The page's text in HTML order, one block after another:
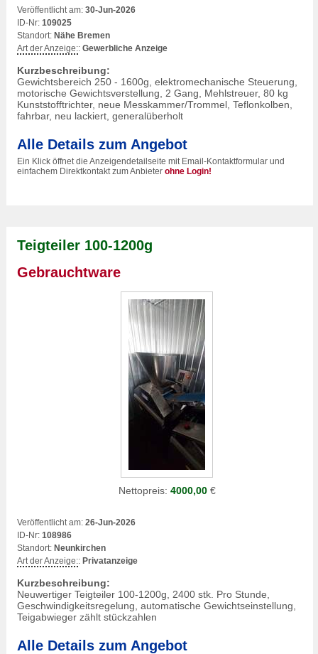
Veröffentlicht am: 30-Jun-2026
ID-Nr: 109025
Standort: Nähe Bremen
Art der Anzeige:: Gewerbliche Anzeige
Kurzbeschreibung:
Gewichtsbereich 250 - 1600g, elektromechanische Steuerung,
motorische Gewichtsverstellung, 2 Gang, Mehlstreuer, 80 kg
Kunststofftrichter, neue Messkammer/Trommel, Teflonkolben,
fahrbar, neu lackiert, generalüberholt
Alle Details zum Angebot
Ein Klick öffnet die Anzeigendetailseite mit Email-Kontaktformular und
einfachem Direktkontakt zum Anbieter ohne Login!
Teigteiler 100-1200g
Gebrauchtware
Nettopreis: 4000,00€
Veröffentlicht am: 26-Jun-2026
ID-Nr: 108986
Standort: Neunkirchen
Art der Anzeige:: Privatanzeige
Kurzbeschreibung:
Neuwertiger Teigteiler 100-1200g, 2400 stk. Pro Stunde,
Geschwindigkeitsregelung, automatische Gewichtseinstellung,
Teigabwieger zählt stückzahlen
Alle Details zum Angebot